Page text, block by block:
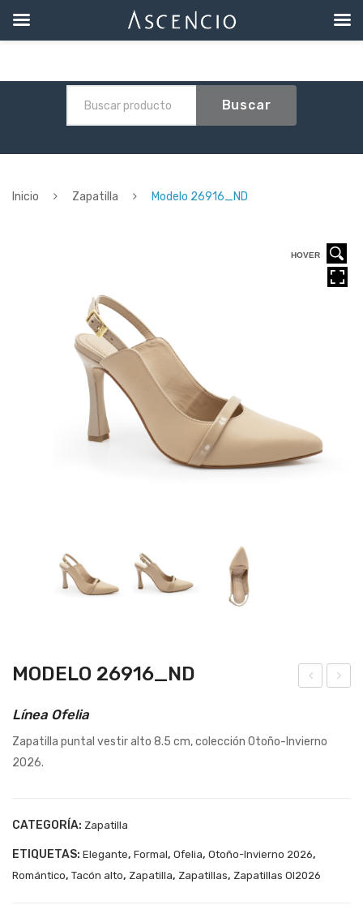
Buscar
Inicio Zapatilla Modelo 26916_ND
HOVER
HOVER
HOVER
269
MODELO 26916_ND
Línea Ofelia
Zapatilla puntal vestir alto 8.5 cm, colección Otoño-Invierno
2026.
CATEGORÍA: Zapatilla
ETIQUETAS: Elegante, Formal, Ofelia, Otoño-Invierno 2026,
Romántico, Tacón alto, Zapatilla, Zapatillas, Zapatillas OI2026